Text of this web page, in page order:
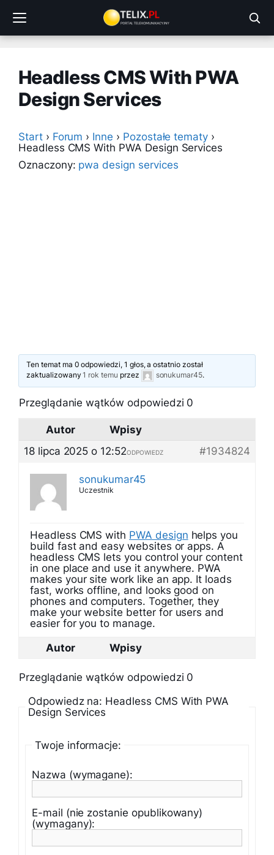
treści
Headless CMS With PWA
Design Services
Start › Forum › Inne › Pozostałe tematy ›
Headless CMS With PWA Design Services
Oznaczony: pwa design services
Ten temat ma 0 odpowiedzi, 1 głos, a ostatnio został
zaktualizowany1 rok temu przez sonukumar45.
Przeglądanie wątków odpowiedzi 0
Autor
Wpisy
18 lipca 2025 o 12:52
#1934824
ODPOWIEDZ
sonukumar45
Uczestnik
Headless CMS with PWA design helps you
build fast and easy websites or apps. A
headless CMS lets you control your content
in one place and use it anywhere. PWA
makes your site work like an app. It loads
fast, works offline, and looks good on
phones and computers. Together, they
make your website better for users and
easier for you to manage.
Autor
Wpisy
Przeglądanie wątków odpowiedzi 0
Odpowiedz na: Headless CMS With PWA
Design Services
Twoje informacje:
Nazwa (wymagane):
E-mail (nie zostanie opublikowany)
(wymagany):